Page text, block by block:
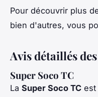
Pour découvrir plus
bien d'autres, vous
Avis détaillés
Super Soco TC
La Super Soco TC est